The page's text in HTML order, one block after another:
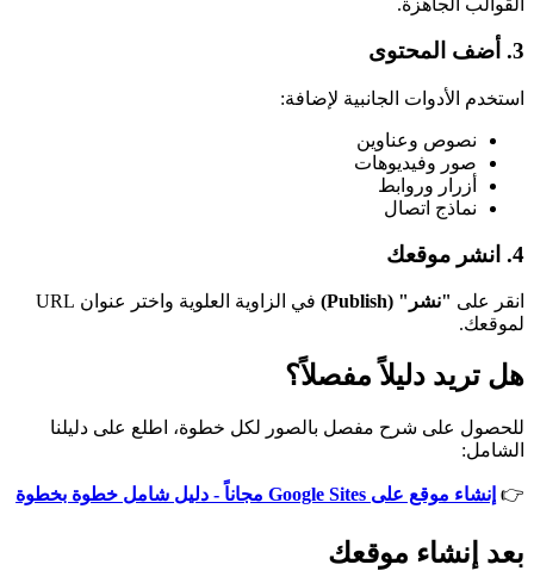
القوالب الجاهزة.
3. أضف المحتوى
استخدم الأدوات الجانبية لإضافة:
نصوص وعناوين
صور وفيديوهات
أزرار وروابط
نماذج اتصال
4. انشر موقعك
انقر على "نشر" (Publish)
في الزاوية العلوية واختر عنوان URL
لموقعك.
هل تريد دليلاً مفصلاً؟
للحصول على شرح مفصل بالصور لكل خطوة، اطلع على دليلنا
الشامل:
👉إنشاء موقع على Google Sites مجاناً - دليل شامل خطوة بخطوة
بعد إنشاء موقعك